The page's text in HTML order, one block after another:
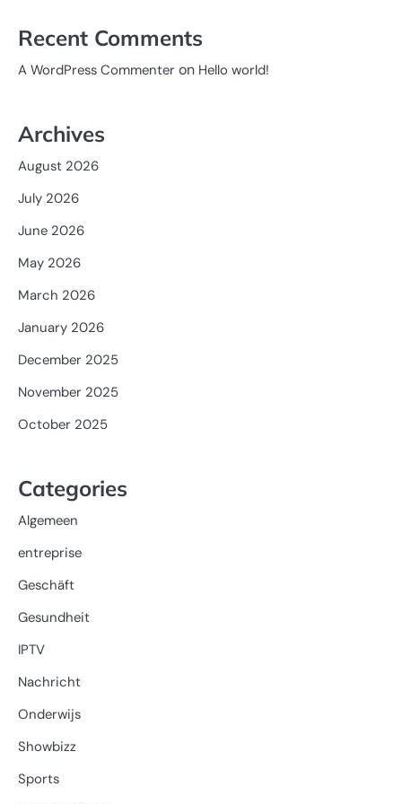
Recent Comments
A WordPress Commenter on Hello world!
Archives
August 2026
July 2026
June 2026
May 2026
March 2026
January 2026
December 2025
November 2025
October 2025
Categories
Algemeen
entreprise
Geschäft
Gesundheit
IPTV
Nachricht
Onderwijs
Showbizz
Sports